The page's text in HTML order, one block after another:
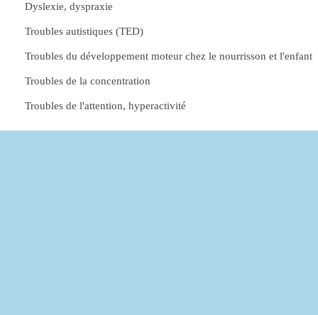
Dyslexie, dyspraxie
Troubles autistiques (TED)
Troubles du développement moteur chez le nourrisson et l'enfant
Troubles de la concentration
Troubles de l'attention, hyperactivité